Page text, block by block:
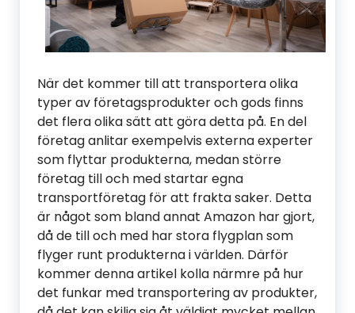
När det kommer till att transportera olika
typer av företagsprodukter och gods finns
det flera olika sätt att göra detta på. En del
företag anlitar exempelvis externa experter
som flyttar produkterna, medan större
företag till och med startar egna
transportföretag för att frakta saker. Detta
är något som bland annat Amazon har gjort,
då de till och med har stora flygplan som
flyger runt produkterna i världen. Därför
kommer denna artikel kolla närmre på hur
det funkar med transportering av produkter,